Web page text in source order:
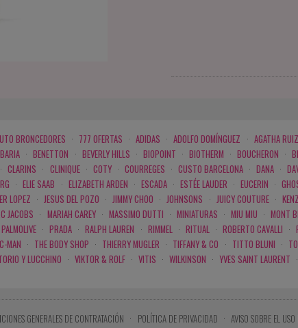
BRONCEDORES · 777 OFERTAS · ADIDAS · ADOLFO DOMÍNGUEZ · AGATHA
· BENETTON · BEVERLY HILLS · BIOPOINT · BIOTHERM · BOUCHERON ·
· CLARINS · CLINIQUE · COTY · COURREGES · CUSTO BARCELONA · DANA ·
· ELIE SAAB · ELIZABETH ARDEN · ESCADA · ESTÉE LAUDER · EUCERIN ·
LOPEZ · JESUS DEL POZO · JIMMY CHOO · JOHNSONS · JUICY COUTURE ·
JACOBS · MARIAH CAREY · MASSIMO DUTTI · MINIATURAS · MIU MIU · MONT
PALMOLIVE · PRADA · RALPH LAUREN · RIMMEL · RITUAL · ROBERTO CAVALLI ·
MAN · THE BODY SHOP · THIERRY MUGLER · TIFFANY & CO · TITTO BLUNI ·
Y LUCCHINO · VIKTOR & ROLF · VITIS · WILKINSON · YVES SAINT LAURENT ·
GENERALES DE CONTRATACIÓN · POLÍTICA DE PRIVACIDAD · AVISO SOBRE EL